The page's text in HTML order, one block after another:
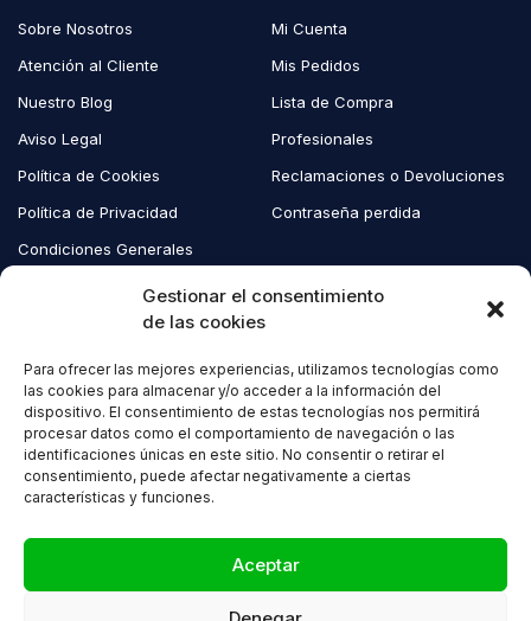
Gestionar el consentimiento
de las cookies
Para ofrecer las mejores experiencias, utilizamos tecnologías como
las cookies para almacenar y/o acceder a la información del
dispositivo. El consentimiento de estas tecnologías nos permitirá
procesar datos como el comportamiento de navegación o las
identificaciones únicas en este sitio. No consentir o retirar el
consentimiento, puede afectar negativamente a ciertas
características y funciones.
Aceptar
Sobre Nosotros
Atención al Cliente
Nuestro Blog
Aviso Legal
Política de Cookies
Política de Privacidad
Condiciones Generales
Mi Cuenta
Mis Pedidos
Lista de Compra
Profesionales
Reclamaciones o Devoluciones
Contraseña perdida
Copyright © 2023 EcoAndes. Todos los derechos reservados.
Compare (0)